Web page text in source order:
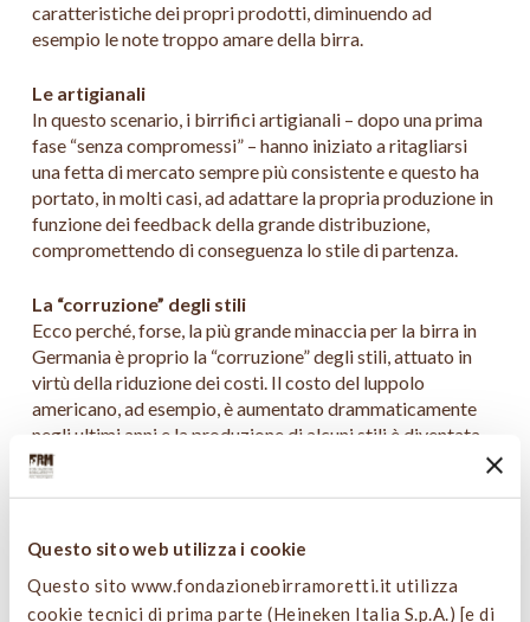
Questo sito web utilizza i cookie
Questo sito www.fondazionebirramoretti.it utilizza
cookie tecnici di prima parte (Heineken Italia S.p.A.) [e di
caratteristiche dei propri prodotti, diminuendo ad
esempio le note troppo amare della birra.
Le artigianali
In questo scenario, i birrifici artigianali – dopo una prima
fase “senza compromessi” – hanno iniziato a ritagliarsi
una fetta di mercato sempre più consistente e questo ha
portato, in molti casi, ad adattare la propria produzione in
funzione dei feedback della grande distribuzione,
compromettendo di conseguenza lo stile di partenza.
La “corruzione” degli stili
Ecco perché, forse, la più grande minaccia per la birra in
Germania è proprio la “corruzione” degli stili, attuato in
virtù della riduzione dei costi. Il costo del luppolo
americano, ad esempio, è aumentato drammaticamente
negli ultimi anni e la produzione di alcuni stili è diventata
impraticabile, soprattutto per i birrifici più piccoli. A
scaffali dei supermercati utilizzano quantità di luppolo
notevolmente inferiori alle referenze statunitensi.